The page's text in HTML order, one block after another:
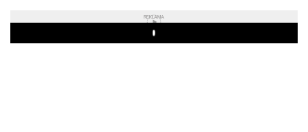
REKLAMA
Play